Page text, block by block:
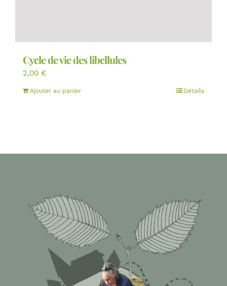
Cycle de vie des libellules
2,00 €
Ajouter au panier Détails